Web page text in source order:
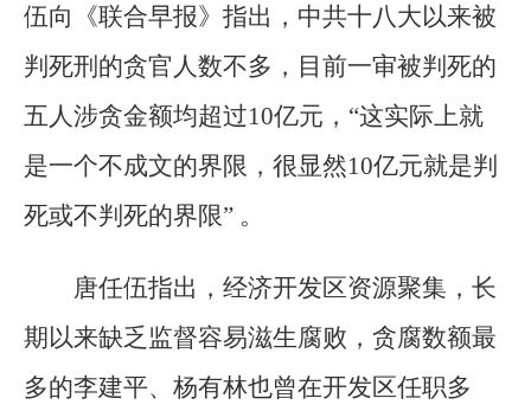
伍向《联合早报》指出，中共十八大以来被
判死刑的贪官人数不多，目前一审被判死的
五人涉贪金额均超过10亿元，“这实际上就
是一个不成文的界限，很显然10亿元就是判
死或不判死的界限” 。
唐任伍指出，经济开发区资源聚集，长
期以来缺乏监督容易滋生腐败，贪腐数额最
多的李建平、杨有林也曾在开发区任职多